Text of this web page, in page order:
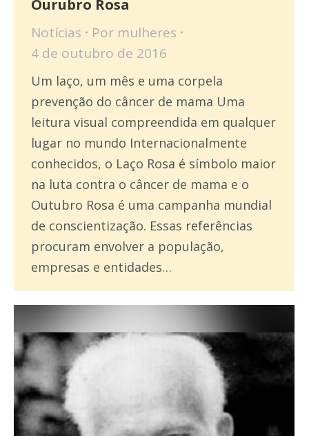
Ourubro Rosa
Notícias Por mulheres
4 de outubro de 2016
Um laço, um mês e uma corpela
prevenção do câncer de mama Uma
leitura visual compreendida em qualquer
lugar no mundo Internacionalmente
conhecidos, o Laço Rosa é símbolo maior
na luta contra o câncer de mama e o
Outubro Rosa é uma campanha mundial
de conscientização. Essas referências
procuram envolver a população,
empresas e entidades…